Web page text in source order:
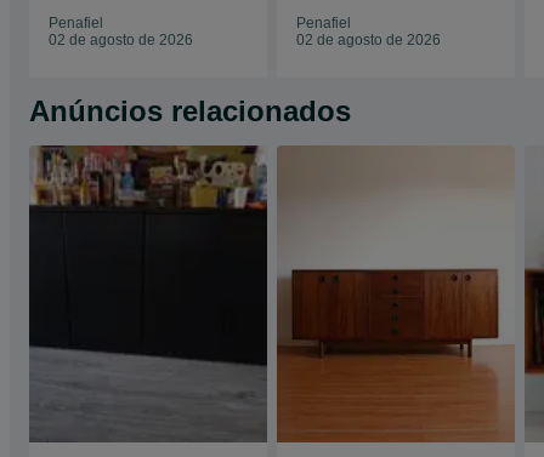
Penafiel
02 de agosto de 2026
Penafiel
02 de agosto de 2026
Anúncios relacionados